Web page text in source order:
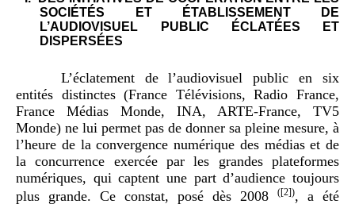
SOCIÉTÉS ET ÉTABLISSEMENT DE
L’AUDIOVISUEL PUBLIC ÉCLATÉES ET
DISPERSÉES
L’éclatement de l’audiovisuel public en six
entités distinctes (France Télévisions, Radio France,
France Médias Monde, INA, ARTE-France, TV5
Monde) ne lui permet pas de donner sa pleine mesure, à
l’heure de la convergence numérique des médias et de
la concurrence exercée par les grandes plateformes
numériques, qui captent une part d’audience toujours
plus grande. Ce constat, posé dès 2008
([2]), a été